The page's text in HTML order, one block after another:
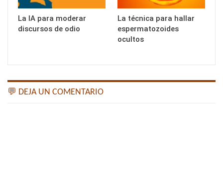
La IA para moderar
discursos de odio
La técnica para hallar
espermatozoides
ocultos
💬 DEJA UN COMENTARIO